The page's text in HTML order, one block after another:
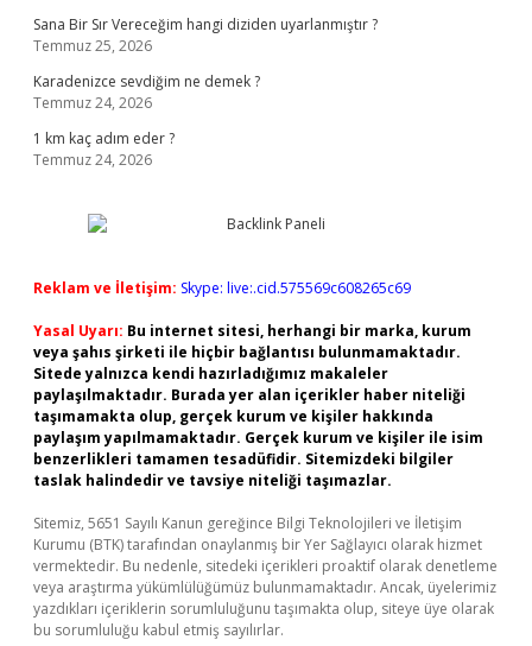
Sana Bir Sır Vereceğim hangi diziden uyarlanmıştır ?
Temmuz 25, 2026
Karadenizce sevdiğim ne demek ?
Temmuz 24, 2026
1 km kaç adım eder ?
Temmuz 24, 2026
Reklam ve İletişim: Skype: live:.cid.575569c608265c69
Yasal Uyarı: Bu internet sitesi, herhangi bir marka, kurum
veya şahıs şirketi ile hiçbir bağlantısı bulunmamaktadır.
Sitede yalnızca kendi hazırladığımız makaleler
paylaşılmaktadır. Burada yer alan içerikler haber niteliği
taşımamakta olup, gerçek kurum ve kişiler hakkında
paylaşım yapılmamaktadır. Gerçek kurum ve kişiler ile isim
benzerlikleri tamamen tesadüfidir. Sitemizdeki bilgiler
taslak halindedir ve tavsiye niteliği taşımazlar.
Sitemiz, 5651 Sayılı Kanun gereğince Bilgi Teknolojileri ve İletişim
Kurumu (BTK) tarafından onaylanmış bir Yer Sağlayıcı olarak hizmet
vermektedir. Bu nedenle, sitedeki içerikleri proaktif olarak denetleme
veya araştırma yükümlülüğümüz bulunmamaktadır. Ancak, üyelerimiz
yazdıkları içeriklerin sorumluluğunu taşımakta olup, siteye üye olarak
bu sorumluluğu kabul etmiş sayılırlar.